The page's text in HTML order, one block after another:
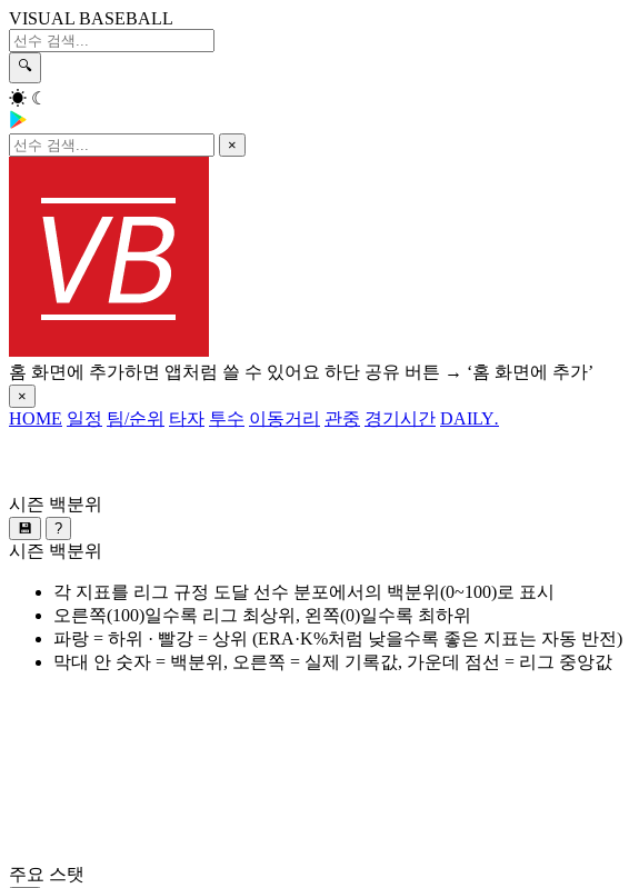
VISUAL BASEBALL
🔍
☀ ☾
×
홈 화면에 추가하면 앱처럼 쓸 수 있어요 하단 공유 버튼 → ‘홈 화면에 추가’
×
HOME 일정 팀/순위 타자 투수 이동거리 관중 경기시간 DAILY.
시즌 백분위
💾 ?
시즌 백분위
각 지표를 리그 규정 도달 선수 분포에서의 백분위(0~100)로 표시
오른쪽(100)일수록 리그 최상위, 왼쪽(0)일수록 최하위
파랑 = 하위 · 빨강 = 상위 (ERA·K%처럼 낮을수록 좋은 지표는 자동 반전)
막대 안 숫자 = 백분위, 오른쪽 = 실제 기록값, 가운데 점선 = 리그 중앙값
주요 스탯